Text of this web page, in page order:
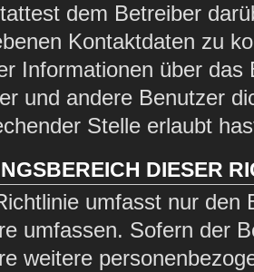
dem Betreiber
Kontaktdaten zu
Informationen über
und andere Benutzer
Stelle erlaubt
DIESER
umfasst nur den
umfassen. Sofern der
weitere